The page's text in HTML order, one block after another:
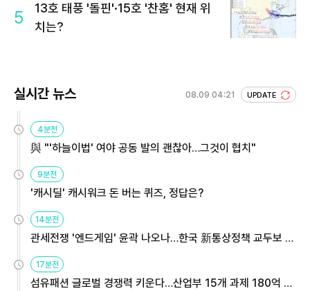
5
13호 태풍 '돌핀'·15호 '찬홈' 현재 위
치는?
실시간 뉴스 08.09 04:21 UPDATE
4분전
與 "'하늘이법' 여야 공동 발의 괜찮아…그것이 협치"
9분전
'캐시딜' 캐시워크 돈 버는 퀴즈, 정답은?
14분전
관세전쟁 '엔드게임' 윤곽 나오나…한국 新통상정책 교두보 활
용해야
17분전
섬유패션 글로벌 경쟁력 키운다…산업부 15개 과제 180억 지